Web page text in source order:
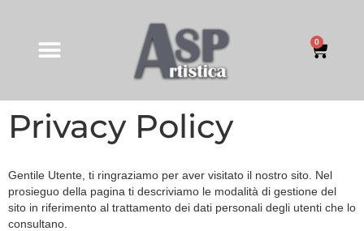
0
Privacy Policy
Gentile Utente, ti ringraziamo per aver visitato il nostro sito. Nel
prosieguo della pagina ti descriviamo le modalità di gestione del
sito in riferimento al trattamento dei dati personali degli utenti che lo
consultano.